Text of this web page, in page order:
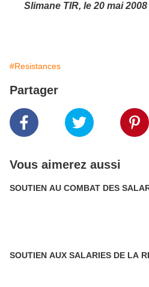
Slimane TIR, le 20 mai 2008
#Resistances
Partager
Vous aimerez aussi
SOUTIEN AU COMBAT DES
SOUTIEN AUX SALARIES DE LA